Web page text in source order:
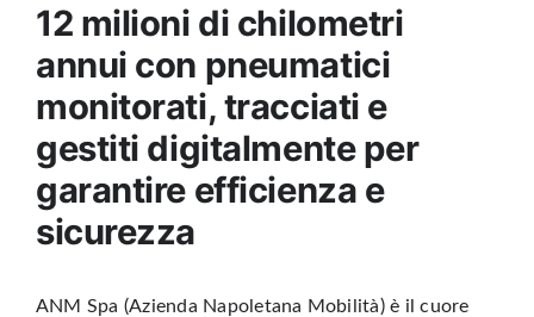
12 milioni di chilometri
annui con pneumatici
monitorati, tracciati e
gestiti digitalmente per
garantire efficienza e
sicurezza
ANM Spa (Azienda Napoletana Mobilità)è il cuore